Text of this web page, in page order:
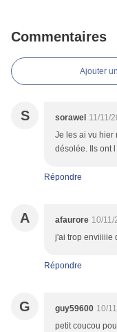
Commentaires
Ajouter
S sorawel 11/11/
Je les ai vu hier
désolée. Ils ont
Répondre
A afaurore 10/11/
j'ai trop enviiiiie
Répondre
G guy59600 10/
petit coucou